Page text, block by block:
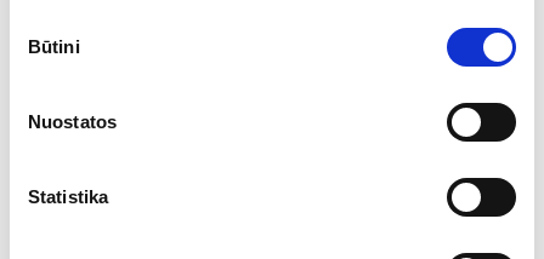
pasirinkimas
Būtini
Nuostatos
Statistika
Dar aukštesnis pats populiariausias dydis iš pagoda palapinių, ji
puikiai tinka oficialių renginių ar objektų atidarymo ceremonijai…
250.00€